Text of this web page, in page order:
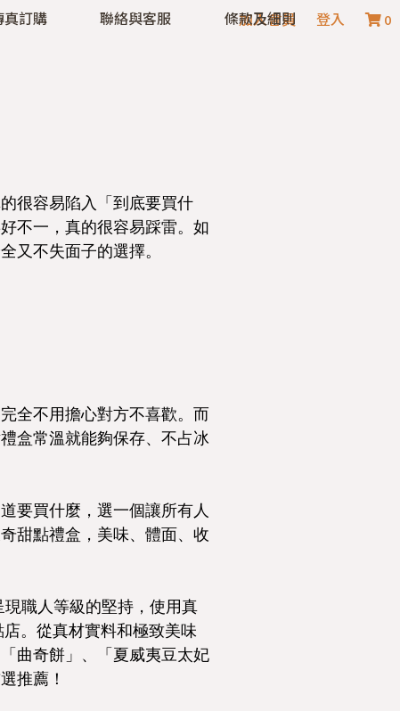
加入會員 登入 0
訂購 聯絡與客服 條款及細則
很容易陷入「到底要買什
不一，真的很容易踩雷。如
又不失面子的選擇。
全不用擔心對方不喜歡。而
盒常溫就能夠保存、不占冰
要買什麼，選一個讓所有人
甜點禮盒，美味、體面、收
職人等級的堅持，使用真
。從真材實料和極致美味
曲奇餅」、「夏威夷豆太妃
推薦！